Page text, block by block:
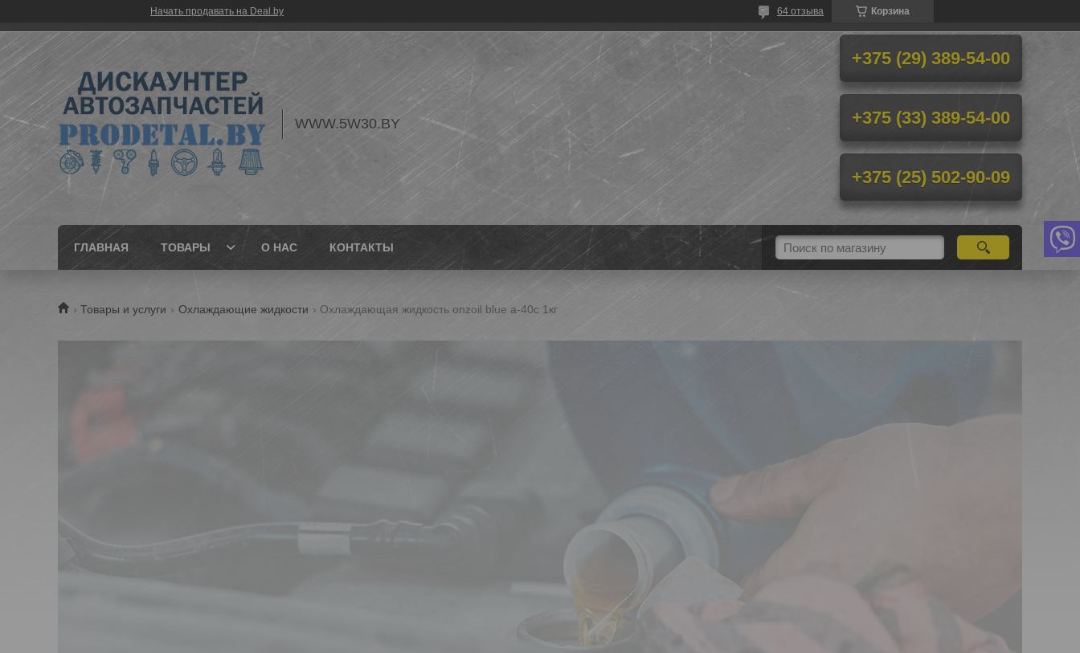
Начать продавать на Deal.by Корзина
64 отзыва
WWW.5W30.BY
+375 (29) 389-54-00
+375 (33) 389-54-00
+375 (25) 502-90-09
ГЛАВНАЯ ТОВАРЫ О НАС КОНТАКТЫ
Товары и услуги Охлаждающие жидкости Охлаждающая жидкость onzoil blue a-40c 1кг